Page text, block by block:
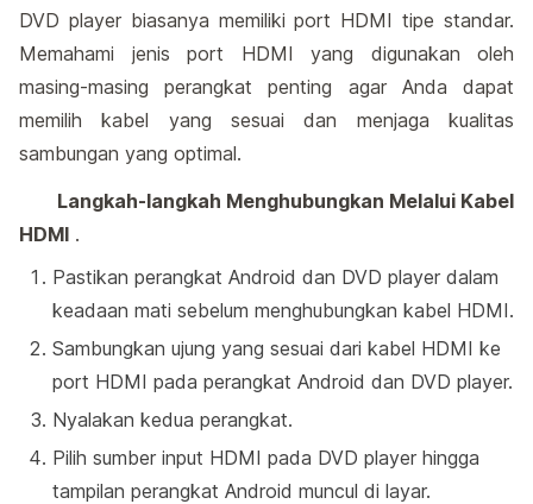
DVD player biasanya memiliki port HDMI tipe standar.
Memahami jenis port HDMI yang digunakan oleh
masing-masing perangkat penting agar Anda dapat
memilih kabel yang sesuai dan menjaga kualitas
sambungan yang optimal.
Langkah-langkah Menghubungkan Melalui Kabel
HDMI .
Pastikan perangkat Android dan DVD player dalam
keadaan mati sebelum menghubungkan kabel HDMI.
Sambungkan ujung yang sesuai dari kabel HDMI ke
port HDMI pada perangkat Android dan DVD player.
Nyalakan kedua perangkat.
Pilih sumber input HDMI pada DVD player hingga
tampilan perangkat Android muncul di layar.